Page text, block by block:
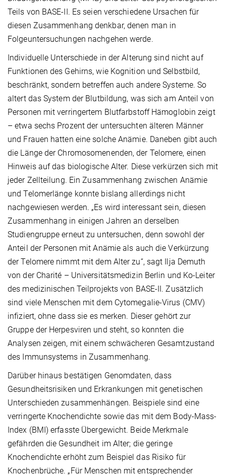
Teils von BASE-II. Es seien verschiedene Ursachen für
diesen Zusammenhang denkbar, denen man in
Folgeuntersuchungen nachgehen werde.
Individuelle Unterschiede in der Alterung sind nicht auf
Funktionen des Gehirns, wie Kognition und Selbstbild,
beschränkt, sondern betreffen auch andere Systeme. So
altert das System der Blutbildung, was sich am Anteil von
Personen mit verringertem Blutfarbstoff Hämoglobin zeigt
– etwa sechs Prozent der untersuchten älteren Männer
und Frauen hatten eine solche Anämie. Daneben gibt auch
die Länge der Chromosomenenden, der Telomere, einen
Hinweis auf das biologische Alter. Diese verkürzen sich mit
jeder Zellteilung. Ein Zusammenhang zwischen Anämie
und Telomerlänge konnte bislang allerdings nicht
nachgewiesen werden. „Es wird interessant sein, diesen
Zusammenhang in einigen Jahren an derselben
Studiengruppe erneut zu untersuchen, denn sowohl der
Anteil der Personen mit Anämie als auch die Verkürzung
der Telomere nimmt mit dem Alter zu“, sagt Ilja Demuth
von der Charité – Universitätsmedizin Berlin und Ko-Leiter
des medizinischen Teilprojekts von BASE-II. Zusätzlich
sind viele Menschen mit dem Cytomegalie-Virus (CMV)
infiziert, ohne dass sie es merken. Dieser gehört zur
Gruppe der Herpesviren und steht, so konnten die
Analysen zeigen, mit einem schwächeren Gesamtzustand
des Immunsystems in Zusammenhang.
Darüber hinaus bestätigen Genomdaten, dass
Gesundheitsrisiken und Erkrankungen mit genetischen
Unterschieden zusammenhängen. Beispiele sind eine
verringerte Knochendichte sowie das mit dem Body-Mass-
Index (BMI) erfasste Übergewicht. Beide Merkmale
gefährden die Gesundheit im Alter; die geringe
Knochendichte erhöht zum Beispiel das Risiko für
Knochenbrüche. „Für Menschen mit entsprechender